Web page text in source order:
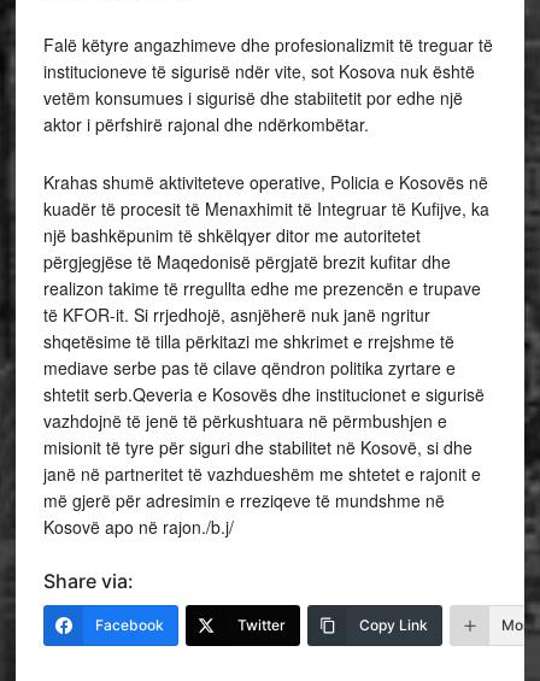
Falë këtyre angazhimeve dhe profesionalizmit të treguar të
institucioneve të sigurisë ndër vite, sot Kosova nuk është
vetëm konsumues i sigurisë dhe stabiitetit por edhe një
aktor i përfshirë rajonal dhe ndërkombëtar.
Krahas shumë aktiviteteve operative, Policia e Kosovës në
kuadër të procesit të Menaxhimit të Integruar të Kufijve, ka
një bashkëpunim të shkëlqyer ditor me autoritetet
përgjegjëse të Maqedonisë përgjatë brezit kufitar dhe
realizon takime të rregullta edhe me prezencën e trupave
të KFOR-it. Si rrjedhojë, asnjëherë nuk janë ngritur
shqetësime të tilla përkitazi me shkrimet e rrejshme të
mediave serbe pas të cilave qëndron politika zyrtare e
shtetit serb.Qeveria e Kosovës dhe institucionet e sigurisë
vazhdojnë të jenë të përkushtuara në përmbushjen e
misionit të tyre për siguri dhe stabilitet në Kosovë, si dhe
janë në partneritet të vazhdueshëm me shtetet e rajonit e
më gjerë për adresimin e rreziqeve të mundshme në
Kosovë apo në rajon./b.j/
Share via:
Facebook Twitter Copy Link More